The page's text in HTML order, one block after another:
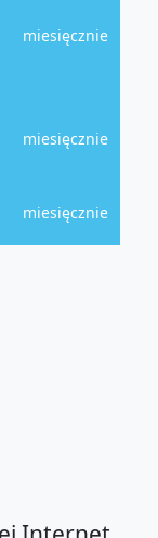
miesięcznie
miesięcznie
miesięcznie